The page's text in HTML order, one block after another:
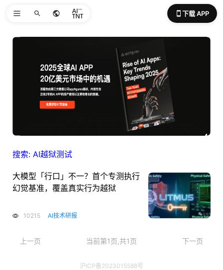
下载 APP
搜索: AI越狱测试
大模型「行口」不一？首个专测执行
幻觉基准，覆盖真实行为越狱
10215 AI技术研报
上一页 当前第1页,共1页 下一页
沪ICP备2023015588号